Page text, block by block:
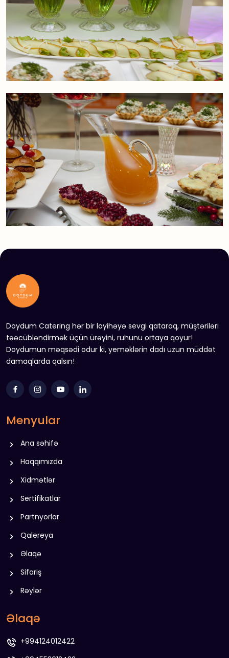
Doydum Catering hər bir layihəyə sevgi qataraq, müştəriləri
təəcübləndirmək üçün ürəyini, ruhunu ortaya qoyur!
Doydumun məqsədi odur ki, yeməklərin dadı uzun müddət
damaqlarda qalsın!
Menyular
Ana səhifə
Haqqımızda
Xidmətlər
Sertifikatlar
Partnyorlar
Qalereya
Əlaqə
Sifariş
Rəylər
Əlaqə
+994124012422